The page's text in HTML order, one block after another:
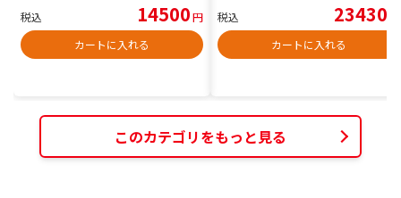
税込 14500円
カートに入れる
税込 23430
カートに入れる
このカテゴリをもっと見る